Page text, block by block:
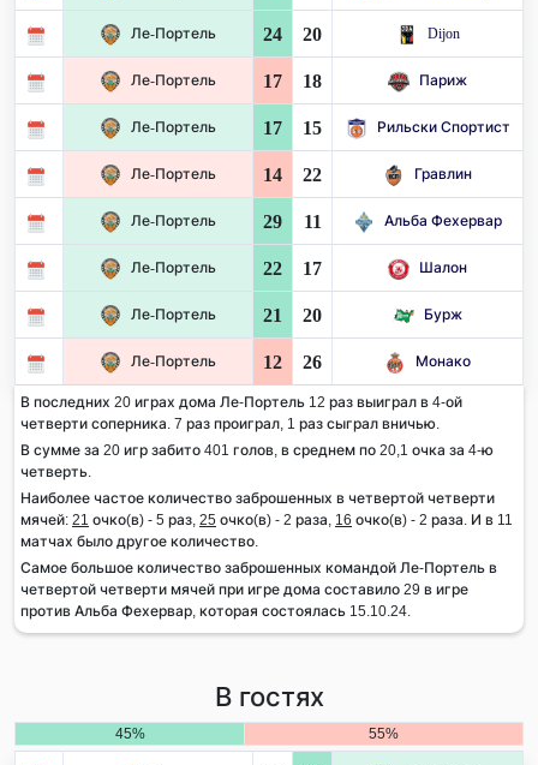
Ле-Портель 24 20 Dijon
Ле-Портель 17 18 Париж
Ле-Портель 17 15 Рильски Спортист
Ле-Портель 14 22 Гравлин
Ле-Портель 29 11 Альба Фехервар
Ле-Портель 22 17 Шалон
Ле-Портель 21 20 Бурж
Ле-Портель 12 26 Монако
В последних 20 играх дома Ле-Портель 12 раз выиграл в 4-ой
четверти соперника. 7 раз проиграл, 1 раз сыграл вничью.
В сумме за 20 игр забито 401 голов, в среднем по 20,1 очка за 4-ю
четверть.
Наиболее частое количество заброшенных в четвертой четверти
мячей: 21 очко(в) - 5 раз, 25 очко(в) - 2 раза, 16 очко(в) - 2 раза. И в 11
матчах было другое количество.
Самое большое количество заброшенных командой Ле-Портель в
четвертой четверти мячей при игре дома составило 29 в игре
против Альба Фехервар, которая состоялась 15.10.24.
В гостях
45% 55%